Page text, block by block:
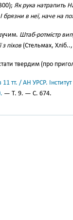
Як рука натрапить
брязни в неї, наче на
Штаб-ротмістр
піхов (Стельмах,
твердим (про
11 тт. / АН УРСР.
— Т. 9. — С. 674.